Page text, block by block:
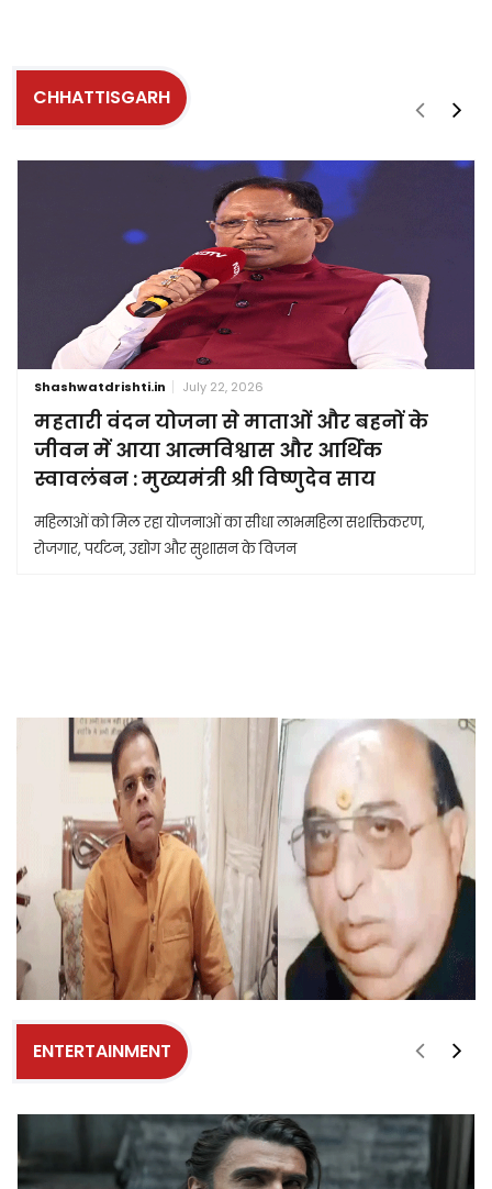
CHHATTISGARH
Shashwatdrishti.in July 22, 2026
महतारी वंदन योजना से माताओं और बहनों के
जीवन में आया आत्मविश्वास और आर्थिक
स्वावलंबन : मुख्यमंत्री श्री विष्णुदेव साय
महिलाओं को मिल रहा योजनाओं का सीधा लाभमहिला सशक्तिकरण,
रोजगार, पर्यटन, उद्योग और सुशासन के विजन
ENTERTAINMENT